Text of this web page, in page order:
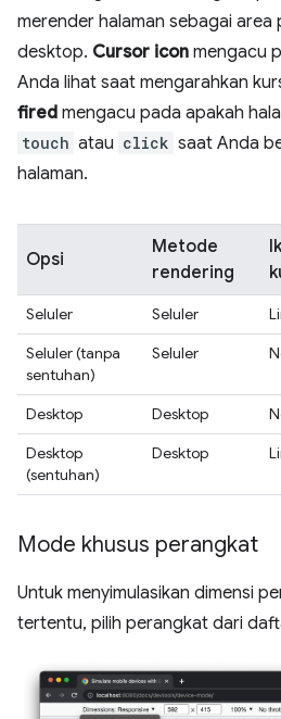
merender halaman sebagai area
desktop. Cursor icon mengacu
Anda lihat saat mengarahkan
fired mengacu pada apakah
touch atau click saat Anda
halaman.
Opsi
Metode
rendering
Seluler Seluler
Seluler (tanpa
sentuhan)
Seluler
Desktop Desktop
Desktop
(sentuhan)
Desktop
Mode khusus perangkat
Untuk menyimulasikan dimensi
tertentu, pilih perangkat dari